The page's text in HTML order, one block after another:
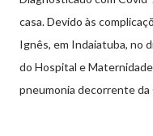
casa. Devido às
Ignês, em Indaiatuba, no
do Hospital e
pneumonia decorrente da